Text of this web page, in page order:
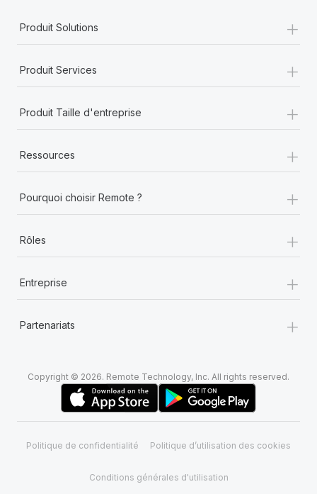
Produit Solutions +
Produit Services +
Produit Taille d'entreprise +
Ressources +
Pourquoi choisir Remote ? +
Rôles +
Entreprise +
Partenariats +
Copyright © 2026. Remote Technology, Inc. All rights reserved.
Politique de confidentialité Politique d’utilisation des cookies
Conditions générales d'utilisation